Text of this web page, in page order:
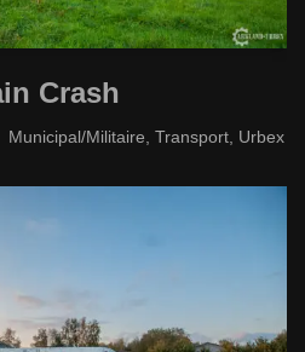
Crash
Municipal/Militaire Transport Urbex